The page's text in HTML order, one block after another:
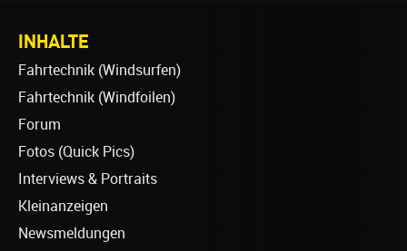
INHALTE
Fahrtechnik (Windsurfen)
Fahrtechnik (Windfoilen)
Forum
Fotos (Quick Pics)
Interviews & Portraits
Kleinanzeigen
Newsmeldungen